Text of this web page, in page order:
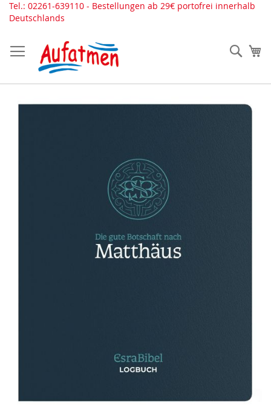
Direkt
zum
Tel.: 02261-639110 - Bestellungen ab 29€ portofrei innerhalb
Deutschlands
Zum